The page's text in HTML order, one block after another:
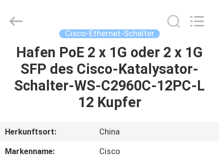
HAUSE
VIDEOS
Ltd..
Cisco-Ethernet-Schalter
Hafen PoE 2 x 1G oder 2 x 1G
SFP des Cisco-Katalysator-
Schalter-WS-C2960C-12PC-L
12 Kupfer
Herkunftsort:
China
Markenname:
Cisco